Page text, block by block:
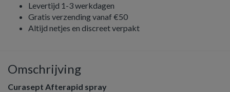
Levertijd 1-3 werkdagen
Gratis verzending vanaf €50
Altijd netjes en discreet verpakt
Omschrijving
Curasept Afterapid spray